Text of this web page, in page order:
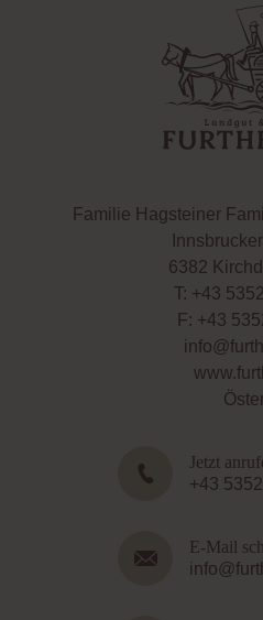
Familie Hagsteiner
6382
T: +43
F: +43
Jetzt
+43
E-Mail